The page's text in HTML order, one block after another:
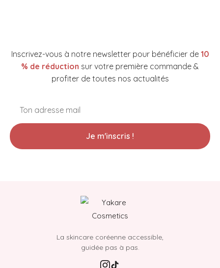
Inscrivez-vous à notre newsletter pour bénéficier de 10
% de réduction sur votre première commande &
profiter de toutes nos actualités
Je m'inscris !
La skincare coréenne accessible,
guidée pas à pas.